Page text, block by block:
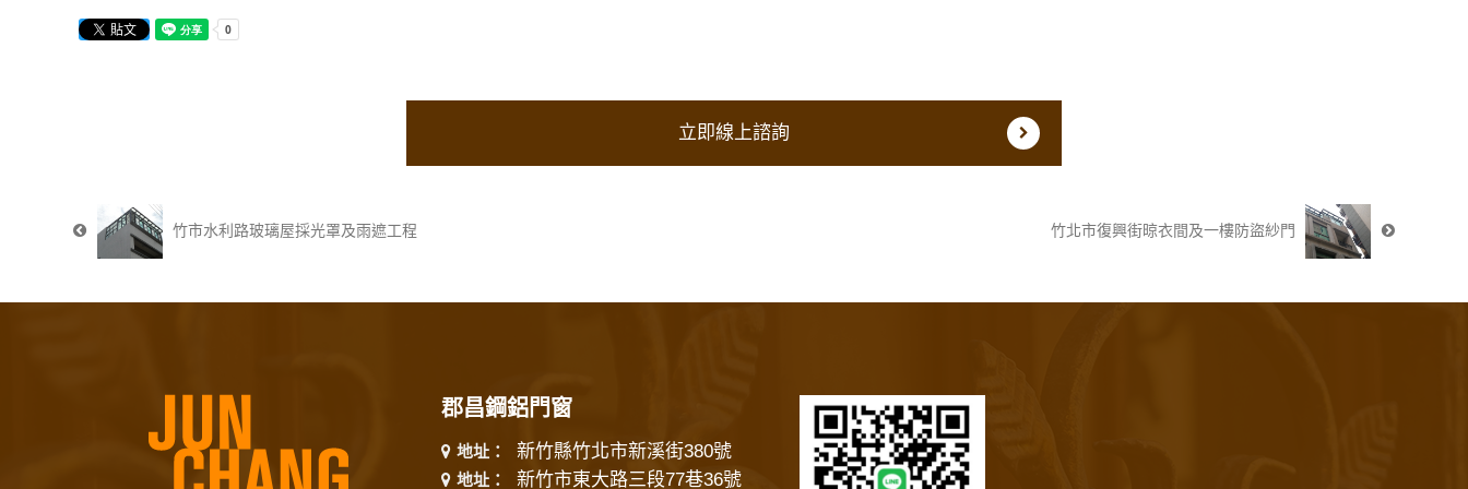
立即線上諮詢
竹市水利路玻璃屋採光罩及雨遮工程 竹北市復興街晾衣間及一樓防盜紗門
郡昌鋼鋁門窗
地址： 新竹縣竹北市新溪街380號
地址： 新竹市東大路三段77巷36號